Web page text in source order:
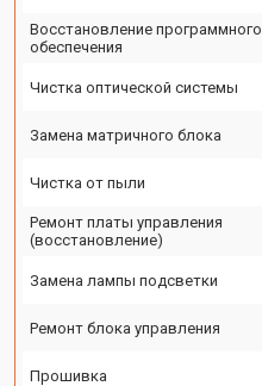
Восстановление программного
обеспечения
Чистка оптической системы
Замена матричного блока
Чистка от пыли
Ремонт платы управления
(восстановление)
Замена лампы подсветки
Ремонт блока управления
Прошивка